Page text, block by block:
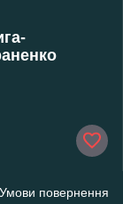
Умови повернення